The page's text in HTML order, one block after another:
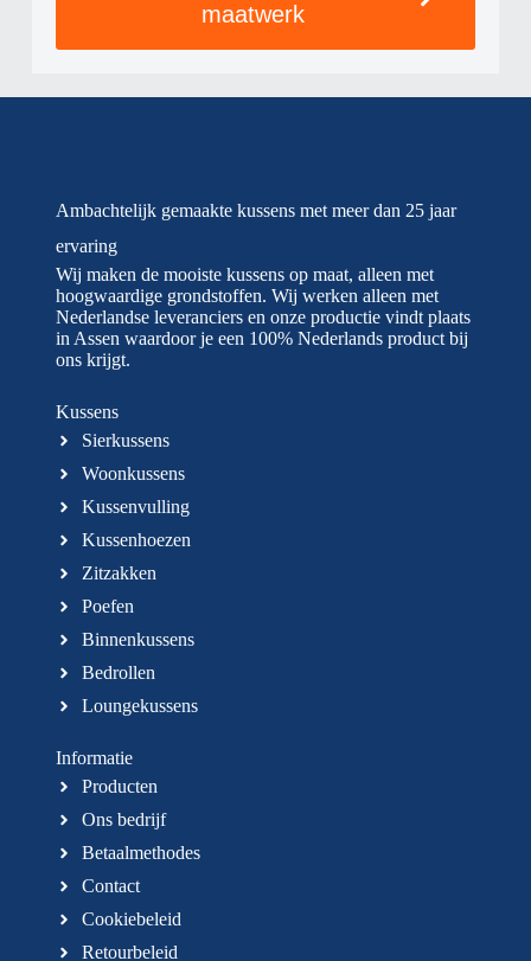
maatwerk
Ambachtelijk gemaakte kussens met meer dan 25 jaar
ervaring
Wij maken de mooiste kussens op maat, alleen met
hoogwaardige grondstoffen. Wij werken alleen met
Nederlandse leveranciers en onze productie vindt plaats
in Assen waardoor je een 100% Nederlands product bij
ons krijgt.
Kussens
Sierkussens
Woonkussens
Kussenvulling
Kussenhoezen
Zitzakken
Poefen
Binnenkussens
Bedrollen
Loungekussens
Informatie
Producten
Ons bedrijf
Betaalmethodes
Contact
Cookiebeleid
Retourbeleid